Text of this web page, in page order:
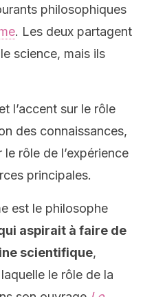
philosophiques
. Les deux partagent
science, mais ils
l’accent sur le rôle
des connaissances,
le rôle de l’expérience
principales.
est le philosophe
qui aspirait à faire de
scientifique,
le rôle de la